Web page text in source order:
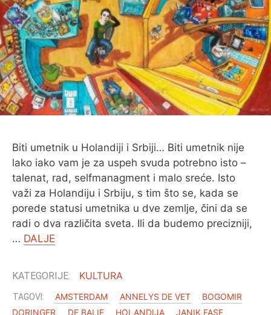
O MENI
Biti umetnik u Holandiji i Srbiji… Biti umetnik nije
lako iako vam je za uspeh svuda potrebno isto –
talenat, rad, selfmanagment i malo sreće. Isto
važi za Holandiju i Srbiju, s tim što se, kada se
porede statusi umetnika u dve zemlje, čini da se
radi o dva različita sveta. Ili da budemo precizniji,
… DALJE
KULTURA
AMSTERDAM ANNELYS DE VET
BOGOMIR
DORINGER
DE BALIE HOLANDIJA
JANIK FASE